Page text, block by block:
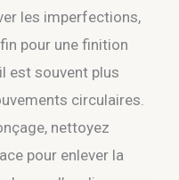
les imperfections,
pour une finition
est souvent plus
circulaires.
nettoyez
pour enlever la